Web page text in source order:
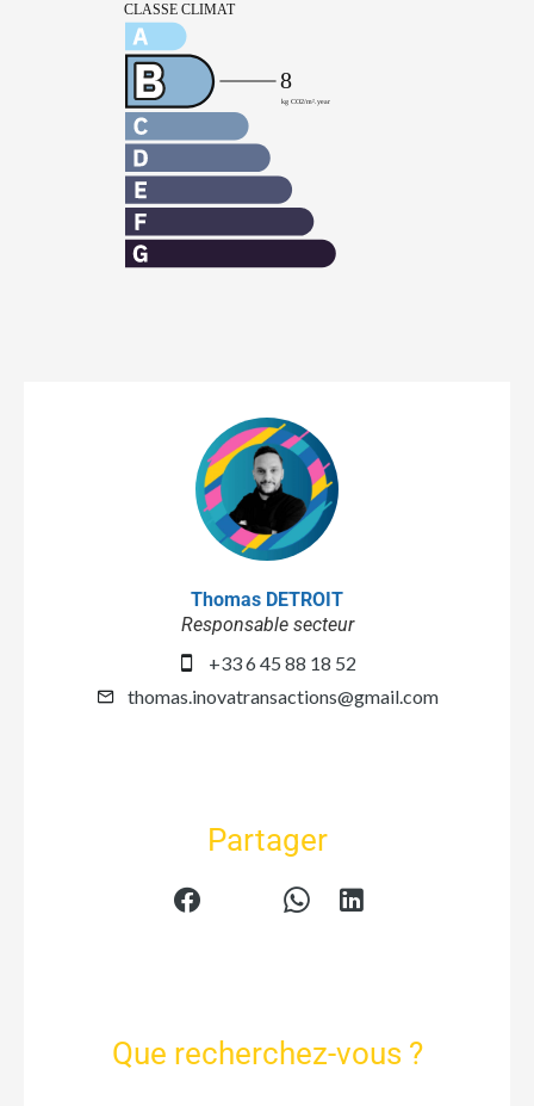
Thomas DETROIT
Responsable secteur
+33 6 45 88 18 52
thomas.inovatransactions@gmail.com
Partager
Que recherchez-vous ?